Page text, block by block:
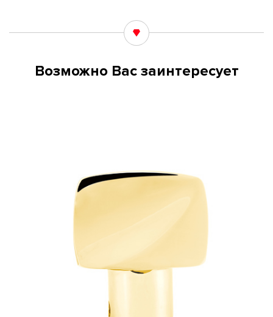
Возможно Вас заинтересует